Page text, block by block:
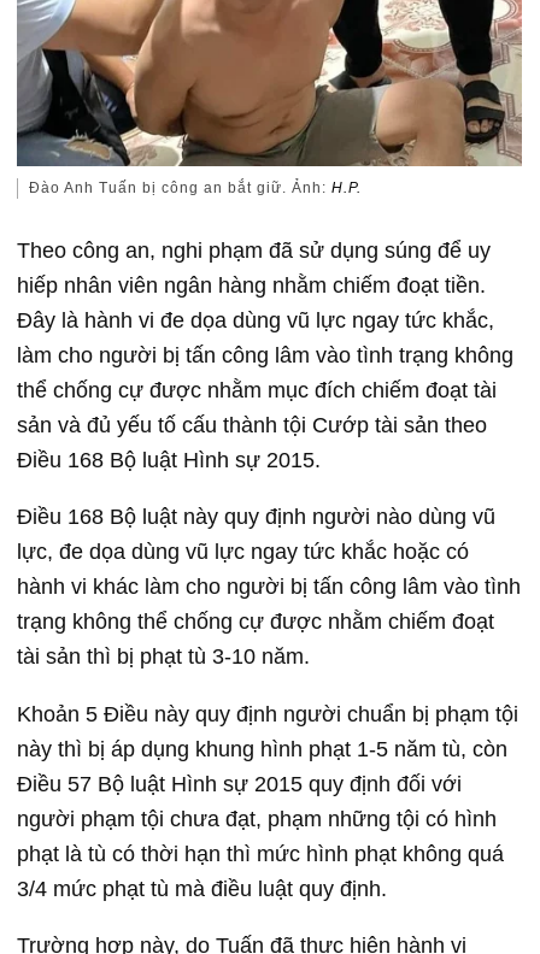
Đào Anh Tuấn bị công an bắt giữ. Ảnh:H.P.
Theo công an, nghi phạm đã sử dụng súng để uy
hiếp nhân viên ngân hàng nhằm chiếm đoạt tiền.
Đây là hành vi đe dọa dùng vũ lực ngay tức khắc,
làm cho người bị tấn công lâm vào tình trạng không
thể chống cự được nhằm mục đích chiếm đoạt tài
sản và đủ yếu tố cấu thành tội Cướp tài sản theo
Điều 168 Bộ luật Hình sự 2015.
Điều 168 Bộ luật này quy định người nào dùng vũ
lực, đe dọa dùng vũ lực ngay tức khắc hoặc có
hành vi khác làm cho người bị tấn công lâm vào tình
trạng không thể chống cự được nhằm chiếm đoạt
tài sản thì bị phạt tù 3-10 năm.
Khoản 5 Điều này quy định người chuẩn bị phạm tội
này thì bị áp dụng khung hình phạt 1-5 năm tù, còn
Điều 57 Bộ luật Hình sự 2015 quy định đối với
người phạm tội chưa đạt, phạm những tội có hình
phạt là tù có thời hạn thì mức hình phạt không quá
3/4 mức phạt tù mà điều luật quy định.
Trường hợp này, do Tuấn đã thực hiện hành vi